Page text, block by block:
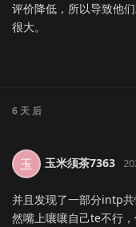
评价降低，所以导致他
很大。
6 天 后
玉 玉米须茶7363
并且发现了一部分intp
然嘴上嚷嚷自己te不行